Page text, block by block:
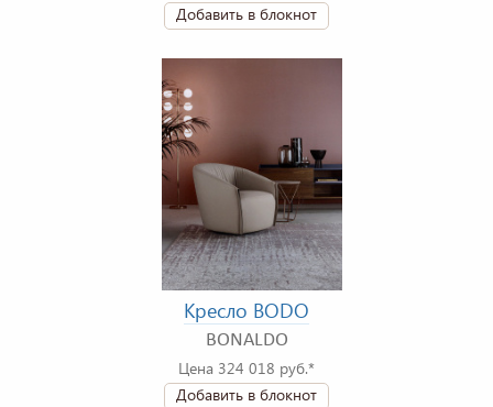
Добавить в блокнот
Кресло BODO
BONALDO
Цена 324 018 руб.*
Добавить в блокнот